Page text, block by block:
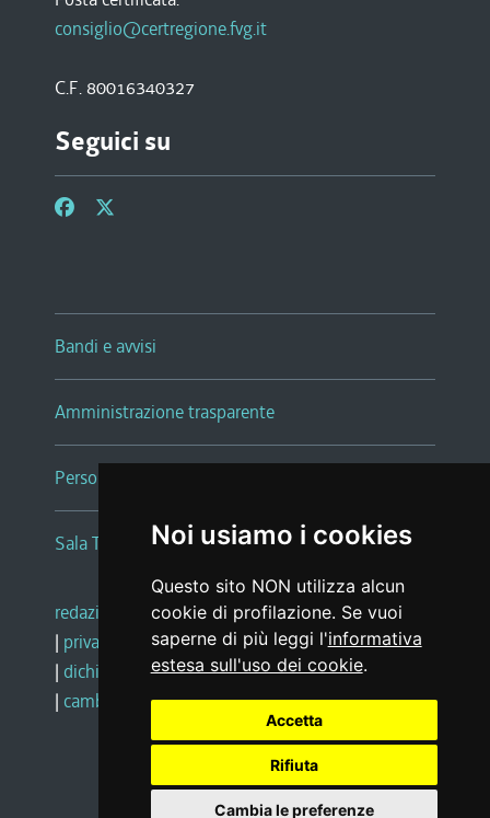
Noi usiamo i cookies
Questo sito NON utilizza alcun
cookie di profilazione. Se vuoi
saperne di più leggi l'informativa
estesa sull'uso dei cookie.
Accetta
Rifiuta
Cambia le preferenze
consiglio@certregione.fvg.it
C.F. 80016340327
Seguici su
Bandi e avvisi
Amministrazione trasparente
Persone e Uffici
Sala Tiziano Tessitori
redazione web |note legali |glossario
| privacy
social media policy
| dichiarazione di accessibilità |feedback
| cambio preferenze cookie
Realizzato da